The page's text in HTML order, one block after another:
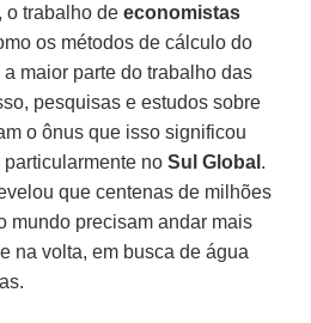
o trabalho deeconomistas
os métodos de cálculo do
maior parte do trabalho das
pesquisas e estudos sobre
o ônus que isso significou
particularmente noSul Global .
que centenas de milhões
mundo precisam andar mais
na volta, em busca de água